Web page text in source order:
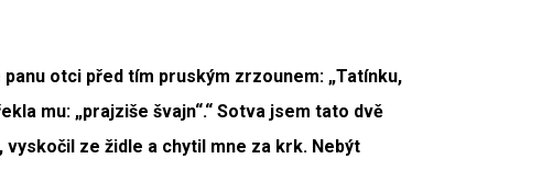
otci před tím pruským zrzounem: „Tatínku,
mu: „prajziše švajn“.“ Sotva jsem tato dvě
ze židle a chytil mne za krk. Nebýt